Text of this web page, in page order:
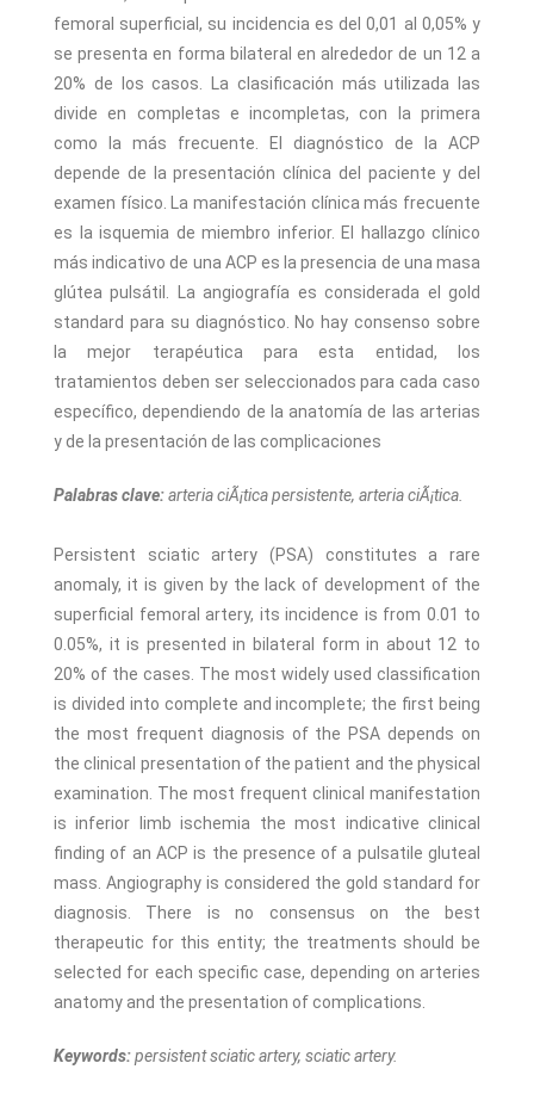
femoral superficial, su incidencia es del 0,01 al 0,05% y
se presenta en forma bilateral en alrededor de un 12 a
20% de los casos. La clasificación más utilizada las
divide en completas e incompletas, con la primera
como la más frecuente. El diagnóstico de la ACP
depende de la presentación clínica del paciente y del
examen físico. La manifestación clínica más frecuente
es la isquemia de miembro inferior. El hallazgo clínico
más indicativo de una ACP es la presencia de una masa
glútea pulsátil. La angiografía es considerada el gold
standard para su diagnóstico. No hay consenso sobre
la mejor terapéutica para esta entidad, los
tratamientos deben ser seleccionados para cada caso
específico, dependiendo de la anatomía de las arterias
y de la presentación de las complicaciones
Palabras clave:arteria ciÃ¡tica persistente, arteria ciÃ¡tica.
Persistent sciatic artery (PSA) constitutes a rare
anomaly, it is given by the lack of development of the
superficial femoral artery, its incidence is from 0.01 to
0.05%, it is presented in bilateral form in about 12 to
20% of the cases. The most widely used classification
is divided into complete and incomplete; the first being
the most frequent diagnosis of the PSA depends on
the clinical presentation of the patient and the physical
examination. The most frequent clinical manifestation
is inferior limb ischemia the most indicative clinical
finding of an ACP is the presence of a pulsatile gluteal
mass. Angiography is considered the gold standard for
diagnosis. There is no consensus on the best
therapeutic for this entity; the treatments should be
selected for each specific case, depending on arteries
anatomy and the presentation of complications.
Keywords:persistent sciatic artery, sciatic artery.